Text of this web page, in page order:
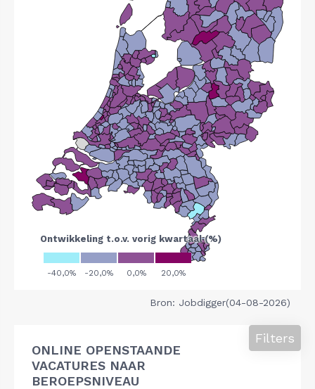
Bron: Jobdigger(04-08-2026)
ONLINE OPENSTAANDE
VACATURES NAAR
BEROEPSNIVEAU
Filters